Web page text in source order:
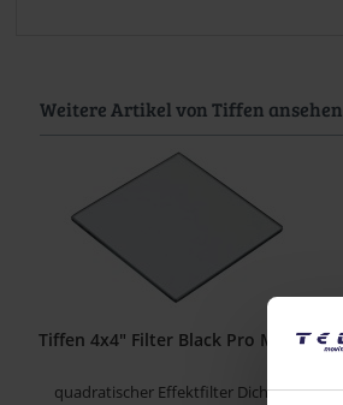
Weitere Artikel von Tiffen ansehen
Tiffen 4x4" Filter Black Pro Mist 1
quadratischer Effektfilter Dichte 1